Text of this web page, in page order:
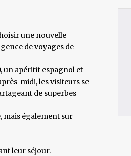
une nouvelle
de voyages de
un apéritif espagnol et
midi, les visiteurs se
de superbes
mais également sur
leur séjour.